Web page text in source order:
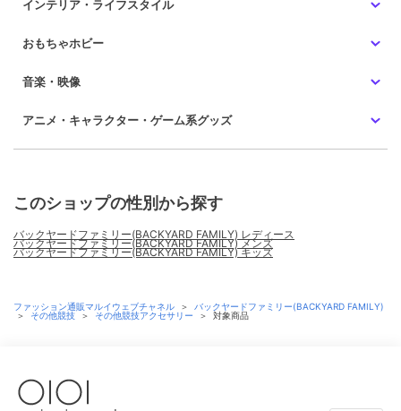
インテリア・ライフスタイル
おもちゃホビー
音楽・映像
アニメ・キャラクター・ゲーム系グッズ
このショップの性別から探す
バックヤードファミリー(BACKYARD FAMILY) レディース
バックヤードファミリー(BACKYARD FAMILY) メンズ
バックヤードファミリー(BACKYARD FAMILY) キッズ
ファッション通販マルイウェブチャネル ＞
バックヤードファミリー(BACKYARD FAMILY)
＞
その他競技 ＞ その他競技アクセサリー ＞ 対象商品